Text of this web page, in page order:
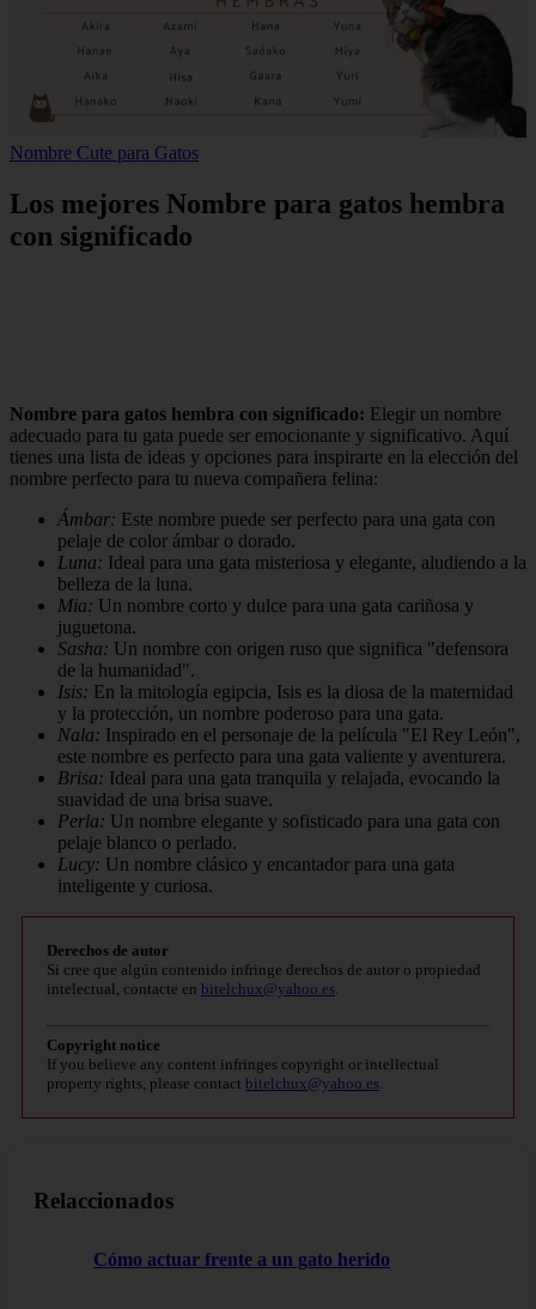
Nombre Cute para Gatos
Los mejores Nombre para gatos hembra
con significado
Nombre para gatos hembra con significado: Elegir un nombre
adecuado para tu gata puede ser emocionante y significativo. Aquí
tienes una lista de ideas y opciones para inspirarte en la elección del
nombre perfecto para tu nueva compañera felina:
Ámbar: Este nombre puede ser perfecto para una gata con
pelaje de color ámbar o dorado.
Luna: Ideal para una gata misteriosa y elegante, aludiendo a la
belleza de la luna.
Mia: Un nombre corto y dulce para una gata cariñosa y
juguetona.
Sasha: Un nombre con origen ruso que significa "defensora
de la humanidad".
Isis: En la mitología egipcia, Isis es la diosa de la maternidad
y la protección, un nombre poderoso para una gata.
Nala: Inspirado en el personaje de la película "El Rey León",
este nombre es perfecto para una gata valiente y aventurera.
Brisa: Ideal para una gata tranquila y relajada, evocando la
suavidad de una brisa suave.
Perla: Un nombre elegante y sofisticado para una gata con
pelaje blanco o perlado.
Lucy: Un nombre clásico y encantador para una gata
inteligente y curiosa.
Derechos de autor
Si cree que algún contenido infringe derechos de autor o propiedad
intelectual, contacte en bitelchux@yahoo.es
Copyright notice
If you believe any content infringes copyright or intellectual
property rights, please contact bitelchux@yahoo.es
Relaccionados
Cómo actuar frente a un gato herido